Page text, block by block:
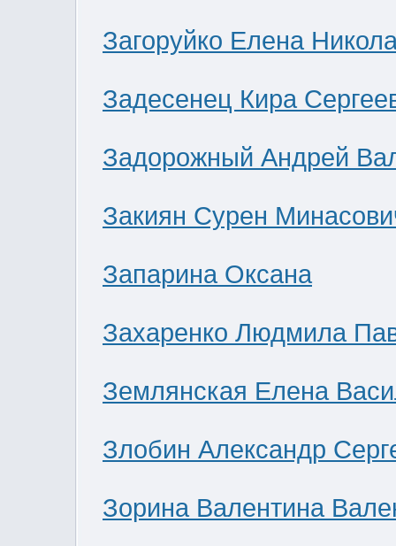
Загоруйко Елена
Задесенец Кира
Задорожный Андрей
Закиян Сурен
Запарина Оксана
Захаренко Людмила
Землянская Елена
Злобин Александр
Зорина Валентина